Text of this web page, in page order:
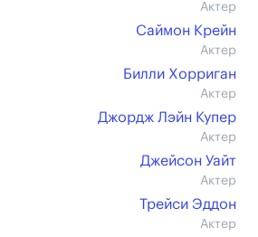
Актер
Саймон Крейн
Актер
Билли Хорриган
Актер
Джордж Лэйн Купер
Актер
Джейсон Уайт
Актер
Трейси Эддон
Актер